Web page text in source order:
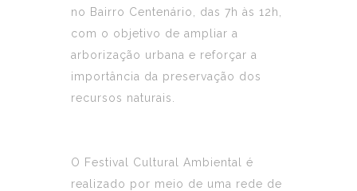
no Bairro Centenário, das 7h às 12h,
com o objetivo de ampliar a
arborização urbana e reforçar a
importância da preservação dos
recursos naturais.
O Festival Cultural Ambiental é
realizado por meio de uma rede de